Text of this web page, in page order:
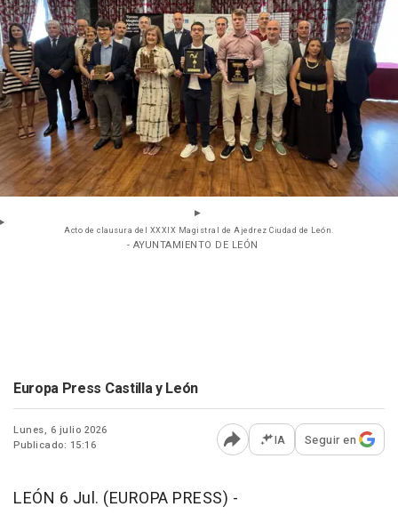
Acto de clausura del XXXIX Magistral de Ajedrez Ciudad de León.
- AYUNTAMIENTO DE LEÓN
Europa Press Castilla y León
Lunes, 6 julio 2026
Publicado: 15:16
Abrir opciones para
IA Seguir en
LEÓN 6 Jul. (EUROPA PRESS) -